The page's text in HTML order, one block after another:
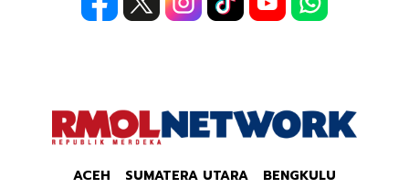
ACEH SUMATERA UTARA BENGKULU